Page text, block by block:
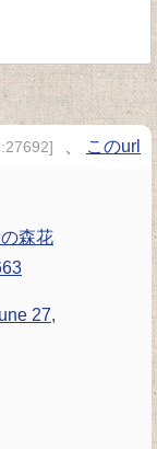
このurl
森花
27,